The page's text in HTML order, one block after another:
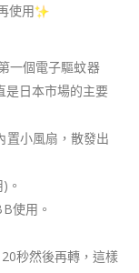
使用
一個電子驅蚊器
是日本市場的主要
置小風扇，散發出
。
使用。
秒然後再轉，這樣